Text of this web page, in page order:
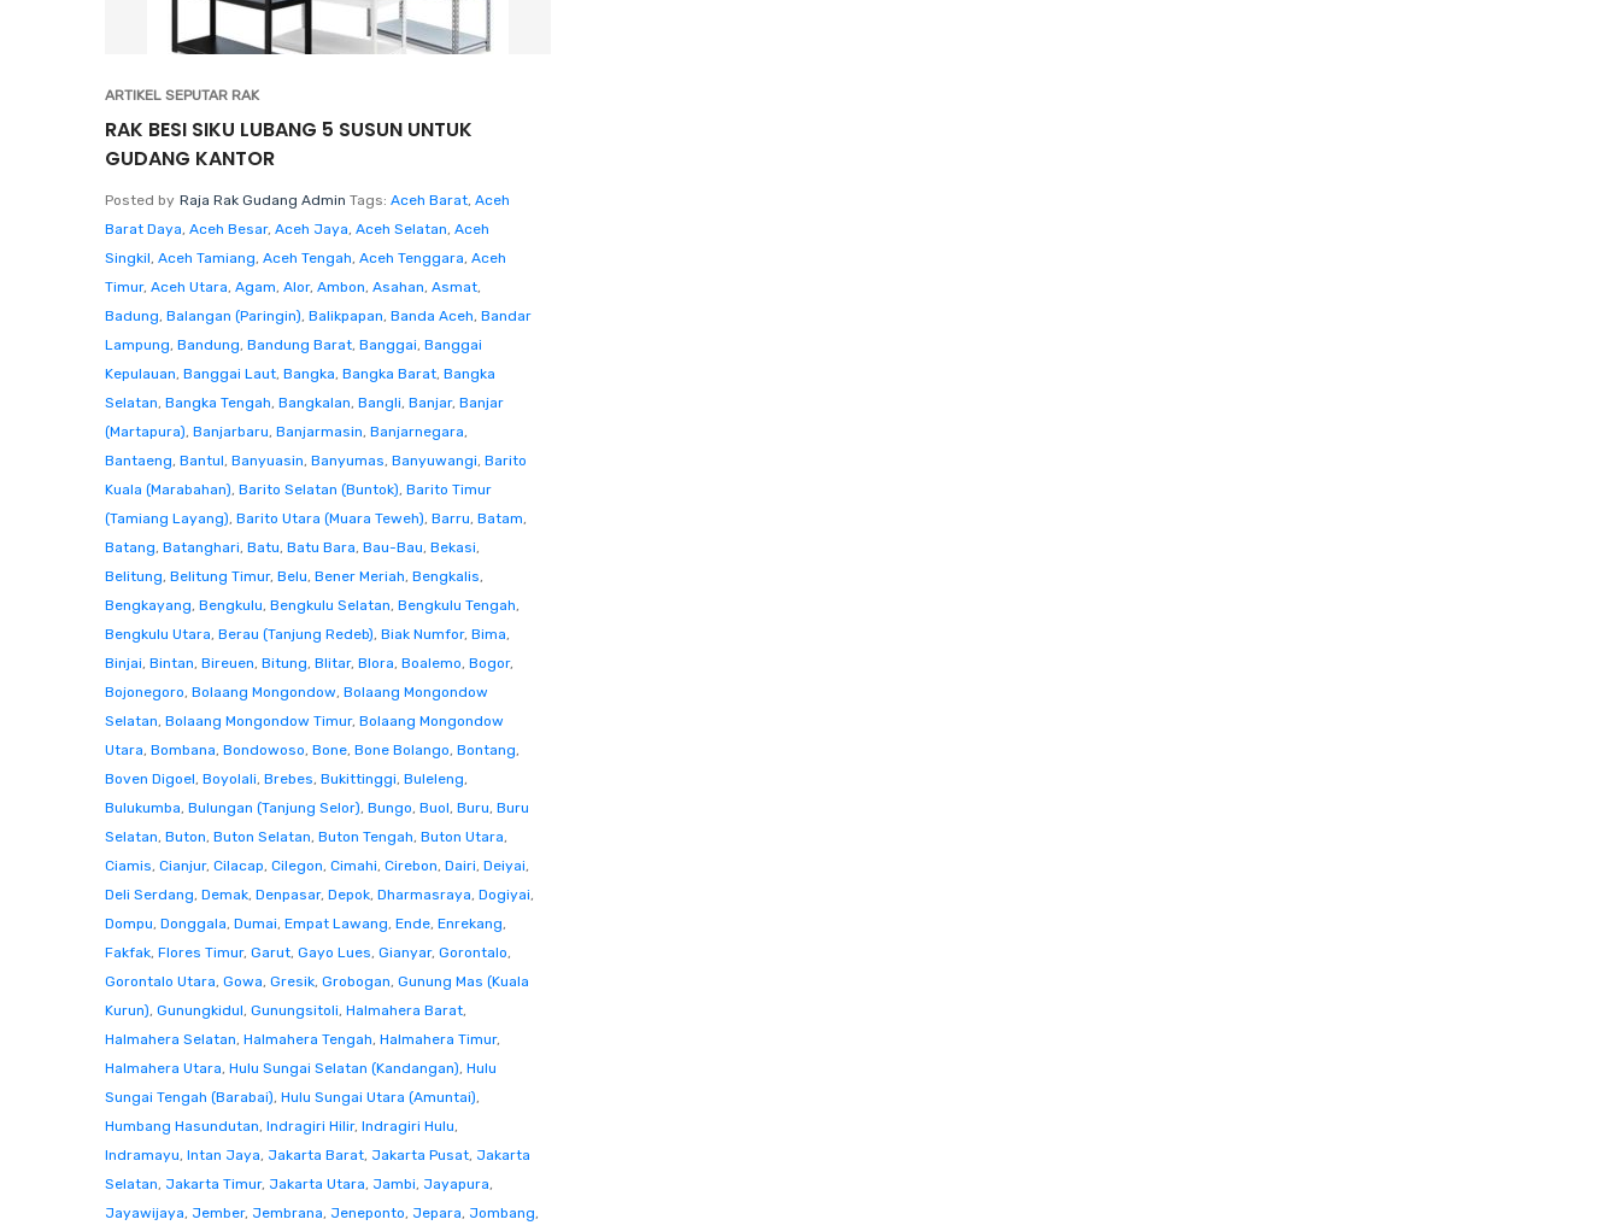
ARTIKEL SEPUTAR RAK
RAK BESI SIKU LUBANG 5 SUSUN UNTUK
GUDANG KANTOR
Posted by Raja Rak Gudang Admin Tags: Aceh Barat, Aceh
Barat Daya, Aceh Besar, Aceh Jaya, Aceh Selatan, Aceh
Singkil, Aceh Tamiang, Aceh Tengah, Aceh Tenggara, Aceh
Timur, Aceh Utara, Agam, Alor, Ambon, Asahan, Asmat,
Badung, Balangan (Paringin), Balikpapan, Banda Aceh, Bandar
Lampung, Bandung, Bandung Barat, Banggai, Banggai
Kepulauan, Banggai Laut, Bangka, Bangka Barat, Bangka
Selatan, Bangka Tengah, Bangkalan, Bangli, Banjar, Banjar
(Martapura), Banjarbaru, Banjarmasin, Banjarnegara,
Bantaeng, Bantul, Banyuasin, Banyumas, Banyuwangi, Barito
Kuala (Marabahan), Barito Selatan (Buntok), Barito Timur
(Tamiang Layang), Barito Utara (Muara Teweh), Barru, Batam,
Batang, Batanghari, Batu, Batu Bara, Bau-Bau, Bekasi,
Belitung, Belitung Timur, Belu, Bener Meriah, Bengkalis,
Bengkayang, Bengkulu, Bengkulu Selatan, Bengkulu Tengah,
Bengkulu Utara, Berau (Tanjung Redeb), Biak Numfor, Bima,
Binjai, Bintan, Bireuen, Bitung, Blitar, Blora, Boalemo, Bogor,
Bojonegoro, Bolaang Mongondow, Bolaang Mongondow
Selatan, Bolaang Mongondow Timur, Bolaang Mongondow
Utara, Bombana, Bondowoso, Bone, Bone Bolango, Bontang,
Boven Digoel, Boyolali, Brebes, Bukittinggi, Buleleng,
Bulukumba, Bulungan (Tanjung Selor), Bungo, Buol, Buru, Buru
Selatan, Buton, Buton Selatan, Buton Tengah, Buton Utara,
Ciamis, Cianjur, Cilacap, Cilegon, Cimahi, Cirebon, Dairi, Deiyai,
Deli Serdang, Demak, Denpasar, Depok, Dharmasraya, Dogiyai,
Dompu, Donggala, Dumai, Empat Lawang, Ende, Enrekang,
Fakfak, Flores Timur, Garut, Gayo Lues, Gianyar, Gorontalo,
Gorontalo Utara, Gowa, Gresik, Grobogan, Gunung Mas (Kuala
Kurun), Gunungkidul, Gunungsitoli, Halmahera Barat,
Halmahera Selatan, Halmahera Tengah, Halmahera Timur,
Halmahera Utara, Hulu Sungai Selatan (Kandangan), Hulu
Sungai Tengah (Barabai), Hulu Sungai Utara (Amuntai),
Humbang Hasundutan, Indragiri Hilir, Indragiri Hulu,
Indramayu, Intan Jaya, Jakarta Barat, Jakarta Pusat, Jakarta
Selatan, Jakarta Timur, Jakarta Utara, Jambi, Jayapura,
Jayawijaya, Jember, Jembrana, Jeneponto, Jepara, Jombang,